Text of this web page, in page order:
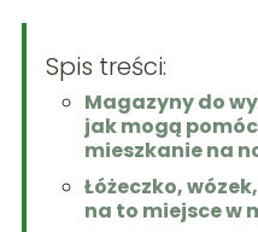
Spis treści:
Magazyny do
jak mogą
mieszkanie na
Łóżeczko,
na to miejsce w